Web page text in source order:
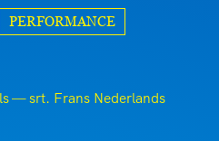
PERFORMANCE
— srt. Frans Nederlands